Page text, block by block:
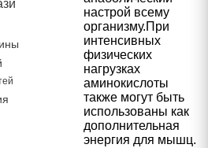
настрой всему
организму.При
интенсивных
физических
нагрузках
аминокислоты
также могут быть
использованы как
дополнительная
энергия для мышц.